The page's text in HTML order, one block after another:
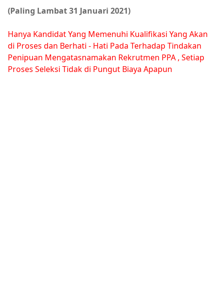
(Paling Lambat 31 Januari 2021)
Hanya Kandidat Yang Memenuhi Kualifikasi Yang Akan
di Proses dan Berhati - Hati Pada Terhadap Tindakan
Penipuan Mengatasnamakan Rekrutmen PPA , Setiap
Proses Seleksi Tidak di Pungut Biaya Apapun